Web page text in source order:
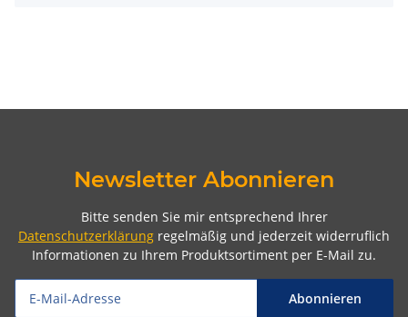
Newsletter Abonnieren
Bitte senden Sie mir entsprechend Ihrer
Datenschutzerklärung regelmäßig und jederzeit widerruflich
Informationen zu Ihrem Produktsortiment per E-Mail zu.
Abonnieren